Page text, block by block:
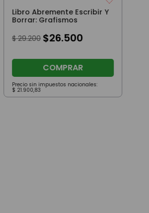
Libro Abremente Escribir Y
Borrar: Grafismos
$ 29.200 $26.500
COMPRAR
Precio sin impuestos nacionales:
$ 21.900,83